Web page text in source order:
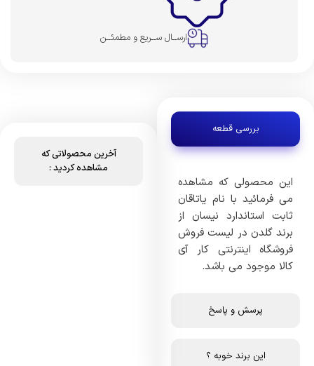
ارســال ســریع و مطمئــن
بررسی قطعه
پرسش و پاسخ
این برند خوبه ؟
این محصولی که مشاهده
می فرمائید با نام یاتاقان
ثابت استاندارد نیسان از
برند گلدن در لیست فروش
فروشگاه اینترنتی کار آی
کالا موجود می باشد.
آخرین محصولاتی که
مشاهده کردید :